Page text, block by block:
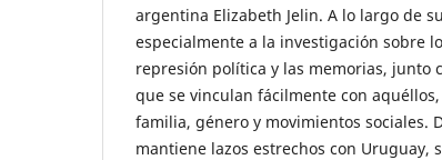
argentina Elizabeth Jelin. A lo largo de
especialmente a la investigación sobre
represión política y las memorias, junto
que se vinculan fácilmente con
familia, género y movimientos sociales.
mantiene lazos estrechos con Uruguay,